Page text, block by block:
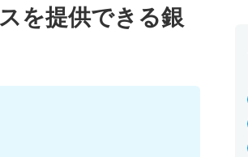
を提供できる銀